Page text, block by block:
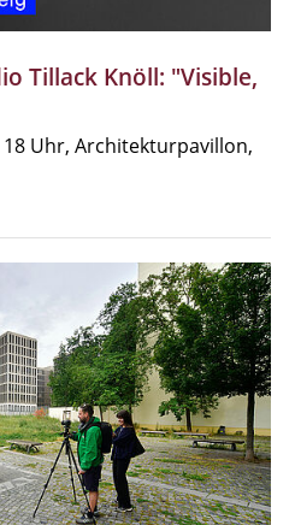
Tillack Knöll: "Visible,
Uhr, Architekturpavillon,